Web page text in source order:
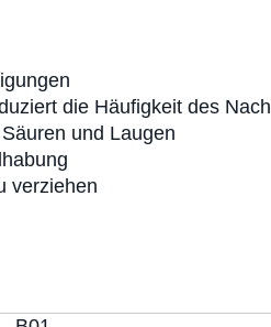
die Häufigkeit des
und Laugen
verziehen